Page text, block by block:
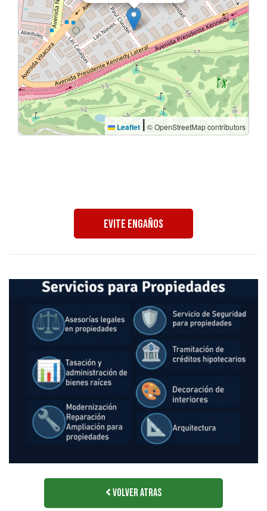
Leaflet| © OpenStreetMap contributors
Evite Engaños
Volver Atras